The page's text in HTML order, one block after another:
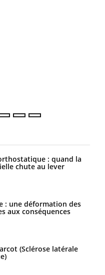
: quand la
chute au lever
: une déformation des
aux conséquences
(Sclérose latérale